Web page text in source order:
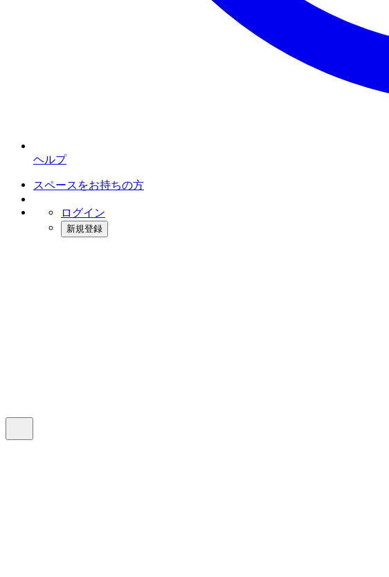
ヘルプ
スペースをお持ちの方
ログイン
新規登録